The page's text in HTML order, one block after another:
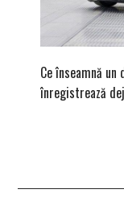
Ce înseamnă
înregistrează